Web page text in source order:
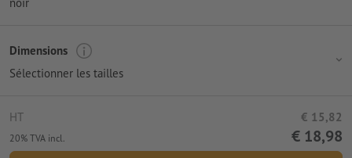
Dimensions
Sélectionner les tailles
HT € 15,82
20% TVA incl. € 18,98